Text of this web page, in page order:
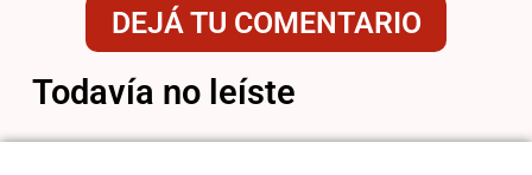
DEJÁ TU COMENTARIO
Todavía no leíste